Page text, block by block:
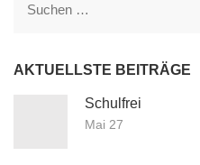
Suchen
AKTUELLSTE BEITRÄGE
Schulfrei
Mai 27